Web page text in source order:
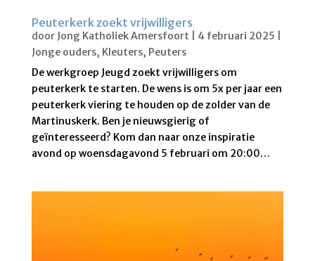
Peuterkerk zoekt vrijwilligers
door Jong Katholiek Amersfoort 4 februari 2025
Jonge ouders, Kleuters, Peuters
De werkgroep Jeugd zoekt vrijwilligers om
peuterkerk te starten. De wens is om 5x per jaar een
peuterkerk viering te houden op de zolder van de
Martinuskerk. Ben je nieuwsgierig of
geïnteresseerd? Kom dan naar onze inspiratie
avond op woensdagavond 5 februari om 20:00…